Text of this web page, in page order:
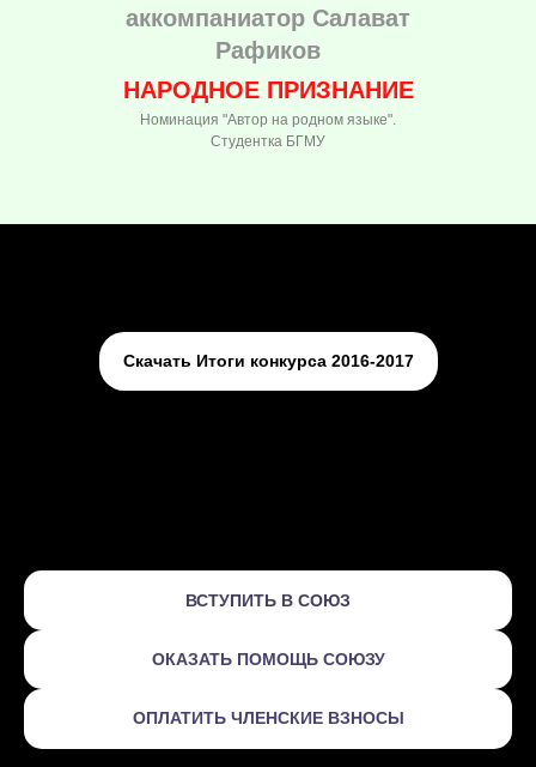
аккомпаниатор Салават
Рафиков
НАРОДНОЕ ПРИЗНАНИЕ
Номинация "Автор на родном языке".
Студентка БГМУ
Скачать Итоги конкурса 2016-2017
ВСТУПИТЬ В СОЮЗ
ОКАЗАТЬ ПОМОЩЬ СОЮЗУ
ОПЛАТИТЬ ЧЛЕНСКИЕ ВЗНОСЫ